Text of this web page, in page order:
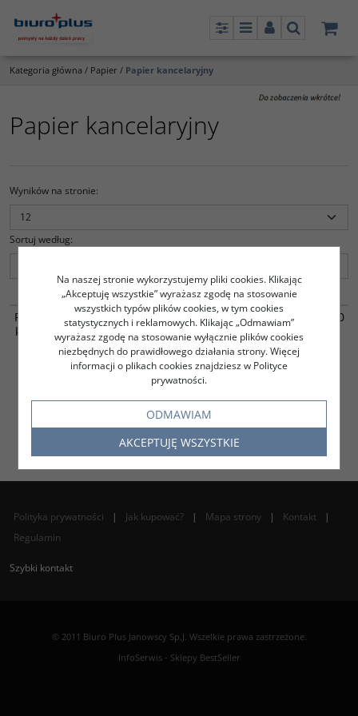
PanelMenuPanelSzukaj
Kategoria główna / Papier / Papier kancelaryjny
Papier kancelaryjny
Wyników na stronie:
Sortuj według:
6811900
Papier kancelaryjny A-3 100
kartek w kratkę INTERDRUK
24.00PLN
Papier kancelaryjny A-3 100
kartek w linię INTERDRUK
23.00PLN
Polityka prywatności | Jak kupować? | Mapa strony | Kontakt
|
Regulamin
Szybki kontakt
© 2011 Biuro Plus Janowscy Sp.J. Wszelkie prawa zastrzeżone.
InfoSerwis- Sklepy BestSeller
Na naszej stronie wykorzystujemy pliki cookies. Klikając
„Akceptuję wszystkie” wyrażasz zgodę na stosowanie
wszystkich typów plików cookies, w tym cookies
statystycznych i reklamowych. Klikając „Odmawiam”
wyrażasz zgodę na stosowanie wyłącznie plików cookies
niezbędnych do prawidłowego działania strony. Więcej
informacji o plikach cookies znajdziesz w Polityce
prywatności.
ODMAWIAM
AKCEPTUJĘ WSZYSTKIE